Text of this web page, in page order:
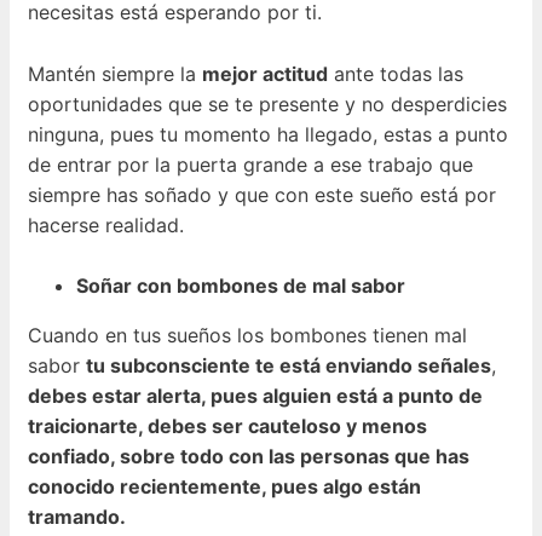
necesitas está esperando por ti.
Mantén siempre la mejor actitud ante todas las
oportunidades que se te presente y no desperdicies
ninguna, pues tu momento ha llegado, estas a punto
de entrar por la puerta grande a ese trabajo que
siempre has soñado y que con este sueño está por
hacerse realidad.
Soñar con bombones de mal sabor
Cuando en tus sueños los bombones tienen mal
sabor tu subconsciente te está enviando señales,
debes estar alerta, pues alguien está a punto de
traicionarte, debes ser cauteloso y menos
confiado, sobre todo con las personas que has
conocido recientemente, pues algo están
tramando.